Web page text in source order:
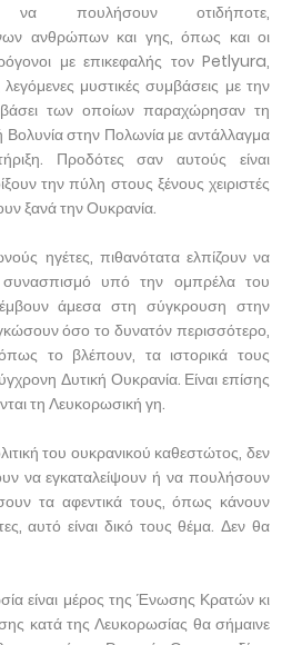
να πουλήσουν οτιδήποτε,
ανθρώπων και γης, όπως και οι
με επικεφαλής τον Petlyura,
μυστικές συμβάσεις με την
των οποίων παραχώρησαν τη
Βολυνία στην Πολωνία με αντάλλαγμα
Προδότες σαν αυτούς είναι
την πύλη στους ξένους χειριστές
ξανά την Ουκρανία.
ηγέτες, πιθανότατα ελπίζουν να
συνασπισμό υπό την ομπρέλα του
άμεσα στη σύγκρουση στην
όσο το δυνατόν περισσότερο,
το βλέπουν, τα ιστορικά τους
Δυτική Ουκρανία. Είναι επίσης
τη Λευκορωσική γη.
του ουκρανικού καθεστώτος, δεν
να εγκαταλείψουν ή να πουλήσουν
τα αφεντικά τους, όπως κάνουν
αυτό είναι δικό τους θέμα. Δεν θα
είναι μέρος της Ένωσης Κρατών κι
κατά της Λευκορωσίας θα σήμαινε